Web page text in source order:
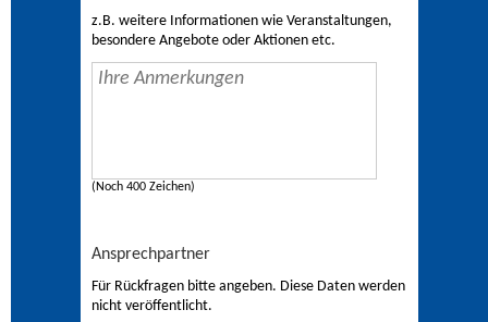
z.B. weitere Informationen wie Veranstaltungen,
besondere Angebote oder Aktionen etc.
(Noch 400 Zeichen)
Ansprechpartner
Für Rückfragen bitte angeben. Diese Daten werden
nicht veröffentlicht.